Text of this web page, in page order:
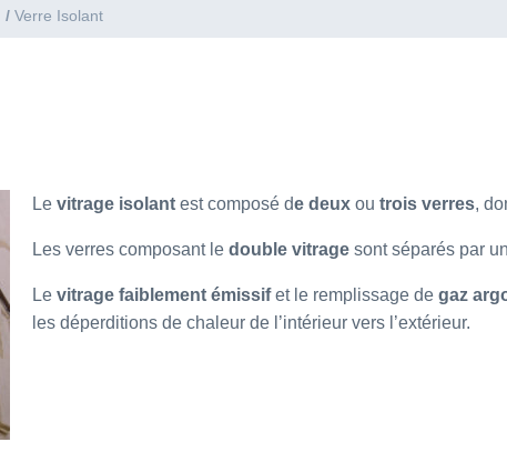
/ Verre Isolant
Le vitrage isolant est composé de deux ou trois verres,
Les verres composant le double vitrage sont séparés par
Le vitrage faiblement émissifet le remplissage de gaz
les déperditions de chaleur de l’intérieur vers l’extérieur.